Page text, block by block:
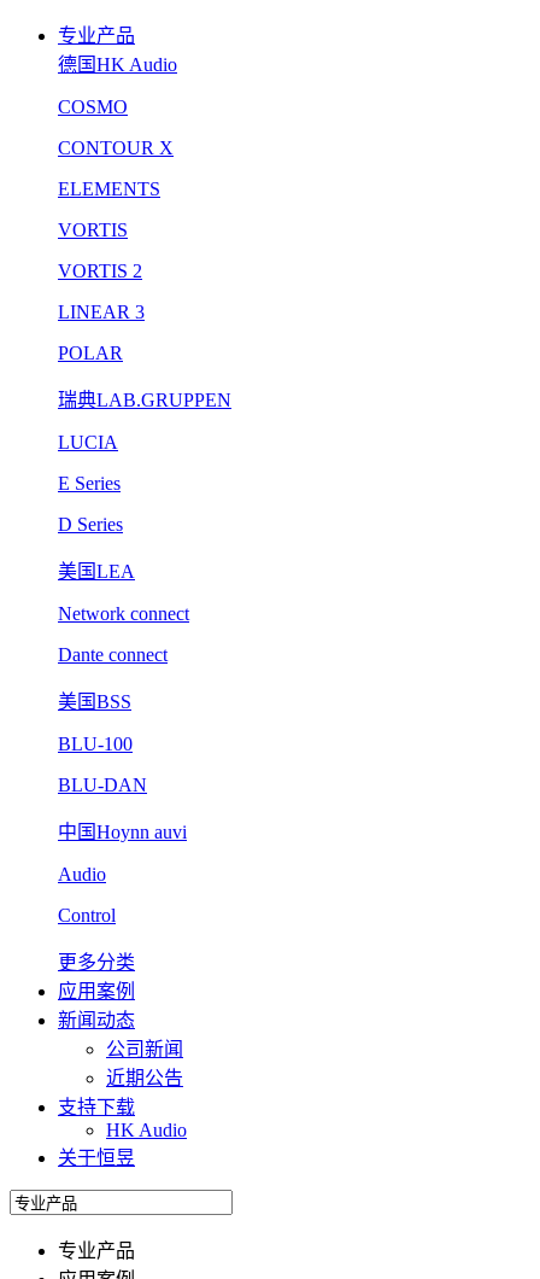
专业产品
德国HK Audio
COSMO
CONTOUR X
ELEMENTS
VORTIS
VORTIS 2
LINEAR 3
POLAR
瑞典LAB.GRUPPEN
LUCIA
E Series
D Series
美国LEA
Network connect
Dante connect
美国BSS
BLU-100
BLU-DAN
中国Hoynn auvi
Audio
Control
更多分类
应用案例
新闻动态
公司新闻
近期公告
支持下载
HK Audio
关于恒昱
专业产品